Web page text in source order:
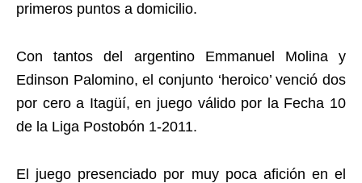
primeros puntos a domicilio.
Con tantos del argentino Emmanuel Molina y
Edinson Palomino, el conjunto ‘heroico’ venció dos
por cero a Itagüí, en juego válido por la Fecha 10
de la Liga Postobón 1-2011.
El juego presenciado por muy poca afición en el